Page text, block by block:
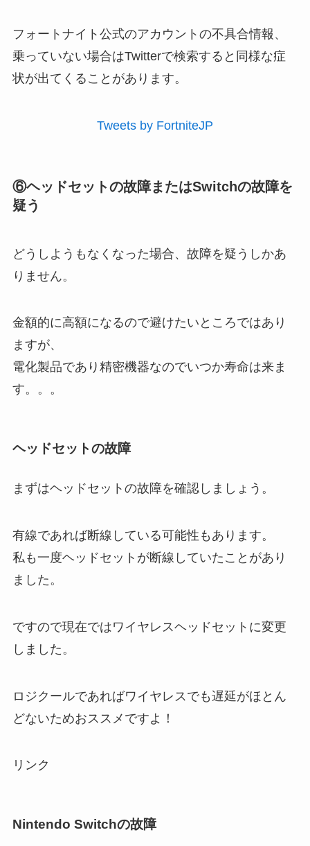
フォートナイト公式のアカウントの不具合情報、
乗っていない場合はTwitterで検索すると同様な症
状が出てくることがあります。
Tweets by FortniteJP
⑥ヘッドセットの故障またはSwitchの故障を
疑う
どうしようもなくなった場合、故障を疑うしかあ
りません。
金額的に高額になるので避けたいところではあり
ますが、
電化製品であり精密機器なのでいつか寿命は来ま
す。。。
ヘッドセットの故障
まずはヘッドセットの故障を確認しましょう。
有線であれば断線している可能性もあります。
私も一度ヘッドセットが断線していた ことがあり
ました。
ですので現在ではワイヤレスヘッドセットに変更
しました。
ロジクールであればワイヤレスでも遅延がほとん
どないためおススメですよ！
リンク
Nintendo Switchの故障